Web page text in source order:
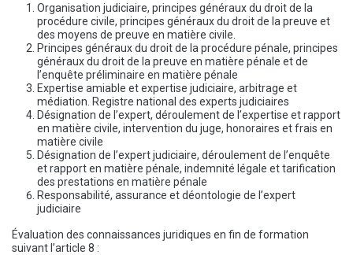
Organisation judiciaire, principes généraux du droit de la
procédure civile, principes généraux du droit de la preuve et
des moyens de preuve en matière civile.
Principes généraux du droit de la procédure pénale, principes
généraux du droit de la preuve en matière pénale et de
l’enquête préliminaire en matière pénale
Expertise amiable et expertise judiciaire, arbitrage et
médiation. Registre national des experts judiciaires
Désignation de l’expert, déroulement de l’expertise et rapport
en matière civile, intervention du juge, honoraires et frais en
matière civile
Désignation de l’expert judiciaire, déroulement de l’enquête
et rapport en matière pénale, indemnité légale et tarification
des prestations en matière pénale
Responsabilité, assurance et déontologie de l’expert
judiciaire
Évaluation des connaissances juridiques en fin de formation
suivant l’article 8 :